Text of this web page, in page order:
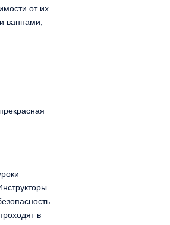
от их
ваннами,
в